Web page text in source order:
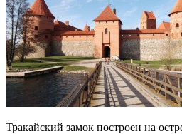
Тракайский замок построен на